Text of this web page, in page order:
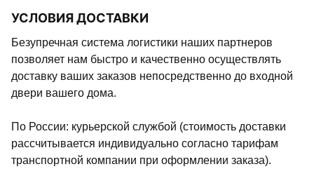
УСЛОВИЯ ДОСТАВКИ
Безупречная система логистики наших партнеров
позволяет нам быстро и качественно осуществлять
доставку ваших заказов непосредственно до входной
двери вашего дома.
По России: курьерской службой (стоимость доставки
рассчитывается индивидуально согласно тарифам
транспортной компании при оформлении заказа).